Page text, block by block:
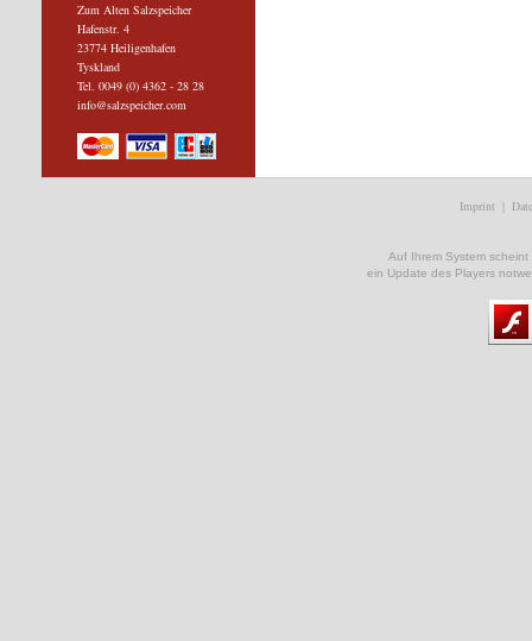
Zum Alten Salzspeicher
Hafenstr. 4
23774 Heiligenhafen
Tyskland
Tel. 0049 (0) 4362 - 28 28
info@salzspeicher.com
Imprint |
Auf Ihrem System
ein Update des Players